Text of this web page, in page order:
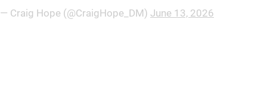
— Craig Hope (@CraigHope_DM) June 13, 2026